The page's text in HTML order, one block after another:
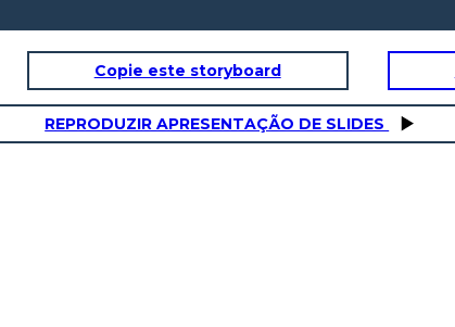
Copie este storyboard
REPRODUZIR APRESENTAÇÃO DE SLIDES